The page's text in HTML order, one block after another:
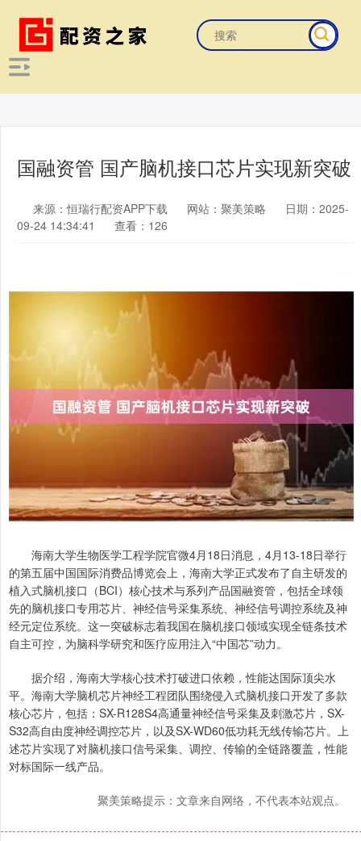
国融资管 国产脑机接口芯片实现新突破
来源：恒瑞行配资APP下载 网站：聚美策略
日期：2025-
09-24 14:34:41
查看：126
海南大学生物医学工程学院官微4月18日消息，4月13-18日举行
的第五届中国国际消费品博览会上，海南大学正式发布了自主研发的
植入式脑机接口（BCI）核心技术与系列产品国融资管，包括全球领
先的脑机接口专用芯片、神经信号采集系统、神经信号调控系统及神
经元定位系统。这一突破标志着我国在脑机接口领域实现全链条技术
自主可控，为脑科学研究和医疗应用注入“中国芯”动力。
据介绍，海南大学核心技术打破进口依赖，性能达国际顶尖水
平。海南大学脑机芯片神经工程团队围绕侵入式脑机接口开发了多款
核心芯片，包括：SX-R128S4高通量神经信号采集及刺激芯片，SX-
S32高自由度神经调控芯片，以及SX-WD60低功耗无线传输芯片。上
述芯片实现了对脑机接口信号采集、调控、传输的全链路覆盖，性能
对标国际一线产品。
聚美策略提示：文章来自网络，不代表本站观点。